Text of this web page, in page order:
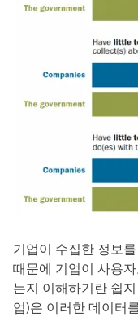
기업이 수집한 정보
때문에 기업이 사용
는지 이해하기란 쉽
업)은 이러한 데이터